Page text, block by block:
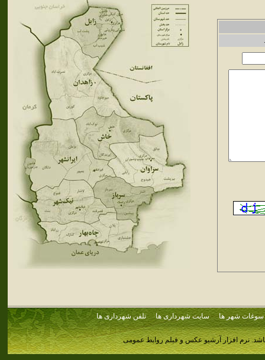
سوغات شهر ها سایت شهرداری ها تلفن شهرداری ها
نرم افزار آرشیو عکس و فیلم روابط عمومی